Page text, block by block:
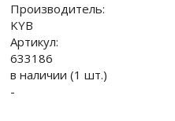
Производитель:
KYB
Артикул:
633186
в наличии (1 шт.)
-